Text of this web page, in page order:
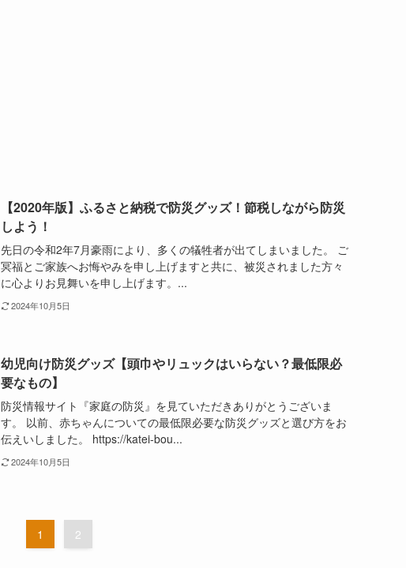
【2020年版】ふるさと納税で防災グッズ！節税しながら防災
しよう！
先日の令和2年7月豪雨により、多くの犠牲者が出てしまいました。 ご
冥福とご家族へお悔やみを申し上げますと共に、被災されました方々
に心よりお見舞いを申し上げます。...
2024年10月5日
幼児向け防災グッズ【頭巾やリュックはいらない？最低限必
要なもの】
防災情報サイト『家庭の防災』を見ていただきありがとうございま
す。 以前、赤ちゃんについての最低限必要な防災グッズと選び方をお
伝えいしました。 https://katei-bou...
2024年10月5日
1 2